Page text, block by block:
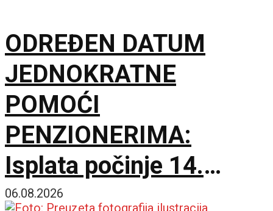
ODREĐEN DATUM
JEDNOKRATNE
POMOĆI
PENZIONERIMA:
Isplata počinje 14.
septembra
06.08.2026